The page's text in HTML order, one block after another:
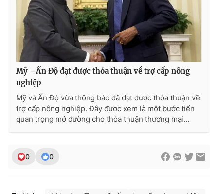
Video Shorts video
VTV Money VTV Thể thao
VTV Sức khoẻ Bất động sản
Thị trường 24h Tấm lòng Việt
VTV9
English
Mỹ - Ấn Độ đạt được thỏa thuận về trợ cấp nông
nghiệp
Mỹ và Ấn Độ vừa thông báo đã đạt được thỏa thuận về
trợ cấp nông nghiệp. Đây được xem là một bước tiến
quan trọng mở đường cho thỏa thuận thương mại...
0 0